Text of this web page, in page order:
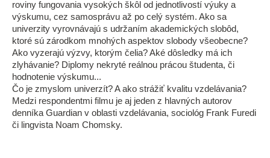
roviny fungovania vysokých škôl od jednotlivostí výuky a
výskumu, cez samosprávu až po celý systém. Ako sa
univerzity vyrovnávajú s udržaním akademických slobôd,
ktoré sú zárodkom mnohých aspektov slobody všeobecne?
Ako vyzerajú výzvy, ktorým čelia? Aké dôsledky má ich
zlyhávanie? Diplomy nekryté reálnou prácou študenta, či
hodnotenie výskumu...
Čo je zmyslom univerzít? A ako strážiť kvalitu vzdelávania?
Medzi respondentmi filmu je aj jeden z hlavných autorov
denníka Guardian v oblasti vzdelávania, sociológ Frank Furedi
či lingvista Noam Chomsky.